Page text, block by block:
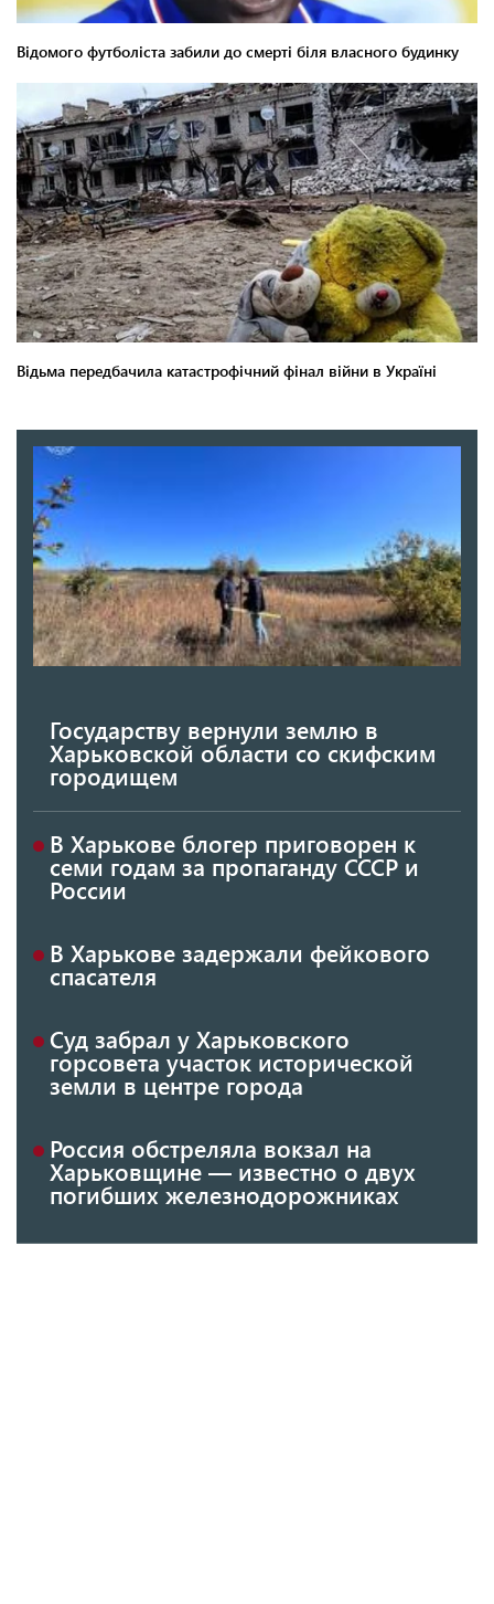
Государству вернули землю в
Харьковской области со скифским
городищем
В Харькове блогер приговорен к
семи годам за пропаганду СССР и
России
В Харькове задержали фейкового
спасателя
Суд забрал у Харьковского
горсовета участок исторической
земли в центре города
Россия обстреляла вокзал на
Харьковщине — известно о двух
погибших железнодорожниках